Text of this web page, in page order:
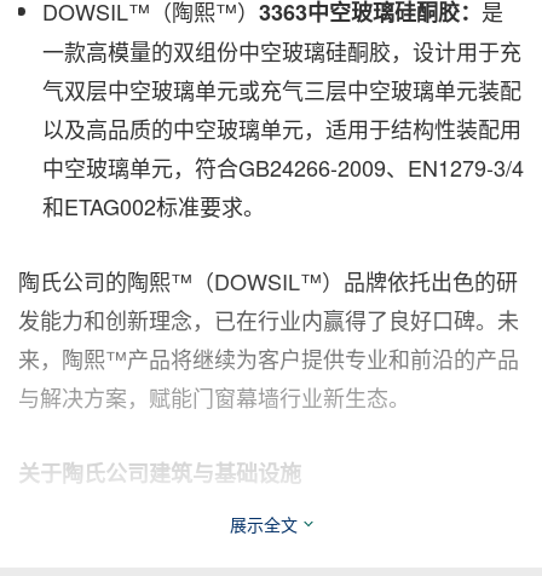
DOWSIL™（陶熙™） 3363中空玻璃硅酮胶： 是
一款高模量的双组份中空玻璃硅酮胶，设计用于充
气双层中空玻璃单元或充气三层中空玻璃单元装配
以及高品质的中空玻璃单元，适用于结构性装配用
中空玻璃单元，符合GB24266-2009、EN1279-3/4
和ETAG002标准要求。
陶氏公司的陶熙™（DOWSIL™）品牌依托出色的研
发能力和创新理念，已在行业内赢得了良好口碑。未
来，陶熙™产品将继续为客户提供专业和前沿的产品
与解决方案，赋能门窗幕墙行业新生态。
关于陶氏公司建筑与基础设施
展示全文